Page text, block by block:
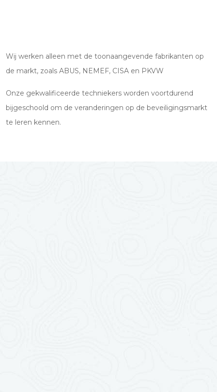
Wij werken alleen met de toonaangevende fabrikanten op
de markt, zoals ABUS, NEMEF, CISA en PKVW
Onze gekwalificeerde techniekers worden voortdurend
bijgeschoold om de veranderingen op de beveiligingsmarkt
te leren kennen.